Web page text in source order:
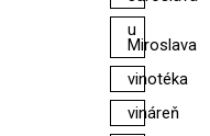
u
Miroslava
vinotéka
vináreň